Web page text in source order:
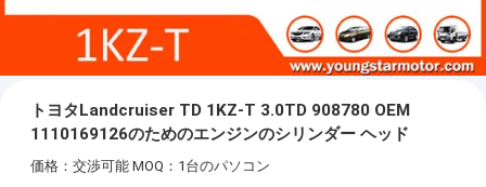
トヨタLandcruiser TD 1KZ-T 3.0TD 908780 OEM
1110169126のためのエンジンのシリンダー ヘッド
価格：交渉可能 MOQ：1台のパソコン